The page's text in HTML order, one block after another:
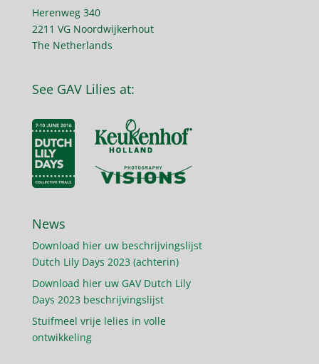
Herenweg 340
2211 VG Noordwijkerhout
The Netherlands
See GAV Lilies at:
News
Download hier uw beschrijvingslijst
Dutch Lily Days 2023 (achterin)
Download hier uw GAV Dutch Lily
Days 2023 beschrijvingslijst
Stuifmeel vrije lelies in volle
ontwikkeling